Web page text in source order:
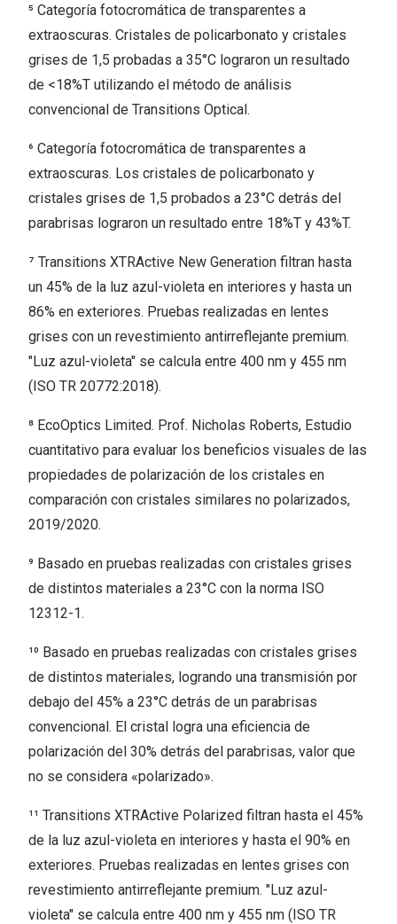
⁵ Categoría fotocromática de transparentes a
extraoscuras. Cristales de policarbonato y cristales
grises de 1,5 probadas a 35°C lograron un resultado
de <18%T utilizando el método de análisis
convencional de Transitions Optical.
⁶ Categoría fotocromática de transparentes a
extraoscuras. Los cristales de policarbonato y
cristales grises de 1,5 probados a 23°C detrás del
parabrisas lograron un resultado entre 18%T y 43%T.
⁷ Transitions XTRActive New Generation filtran hasta
un 45% de la luz azul-violeta en interiores y hasta un
86% en exteriores. Pruebas realizadas en lentes
grises con un revestimiento antirreflejante premium.
"Luz azul-violeta" se calcula entre 400 nm y 455 nm
(ISO TR 20772:2018).
⁸ EcoOptics Limited. Prof. Nicholas Roberts, Estudio
cuantitativo para evaluar los beneficios visuales de las
propiedades de polarización de los cristales en
comparación con cristales similares no polarizados,
2019/2020.
⁹ Basado en pruebas realizadas con cristales grises
de distintos materiales a 23°C con la norma ISO
12312-1.
¹⁰ Basado en pruebas realizadas con cristales grises
de distintos materiales, logrando una transmisión por
debajo del 45% a 23°C detrás de un parabrisas
convencional. El cristal logra una eficiencia de
polarización del 30% detrás del parabrisas, valor que
no se considera «polarizado».
¹¹ Transitions XTRActive Polarized filtran hasta el 45%
de la luz azul-violeta en interiores y hasta el 90% en
exteriores. Pruebas realizadas en lentes grises con
revestimiento antirreflejante premium. "Luz azul-
violeta" se calcula entre 400 nm y 455 nm (ISO TR